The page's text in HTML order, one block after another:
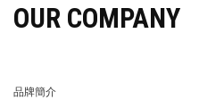
OUR COMPANY
品牌簡介